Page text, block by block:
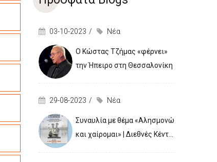
03-10-2023 Νέα
Ο Κώστας Τζήμας «φέρνει»
την Ήπειρο στη Θεσσαλονίκη
29-08-2023 Νέα
Συναυλία με θέμα «Αλησμονώ
και χαίρομαι» | Διεθνές Κέντ...